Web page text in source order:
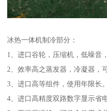
冰热一体机制冷部分：
1、进口谷轮，压缩机，低噪音
2、效率高之蒸发器，冷凝器，
3、进口高等组件，使用年限长。
4、进口高精度双路数字显示省